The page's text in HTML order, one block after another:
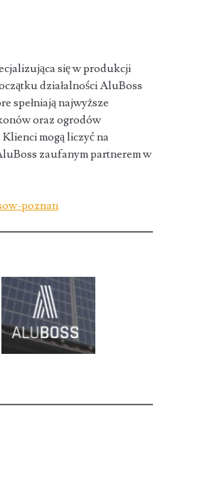
się w produkcji
działalności AluBoss
spełniają najwyższe
oraz ogrodów
mogą liczyć na
zaufanym partnerem w
poznan